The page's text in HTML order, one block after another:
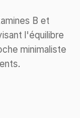
B et
l'équilibre
minimaliste